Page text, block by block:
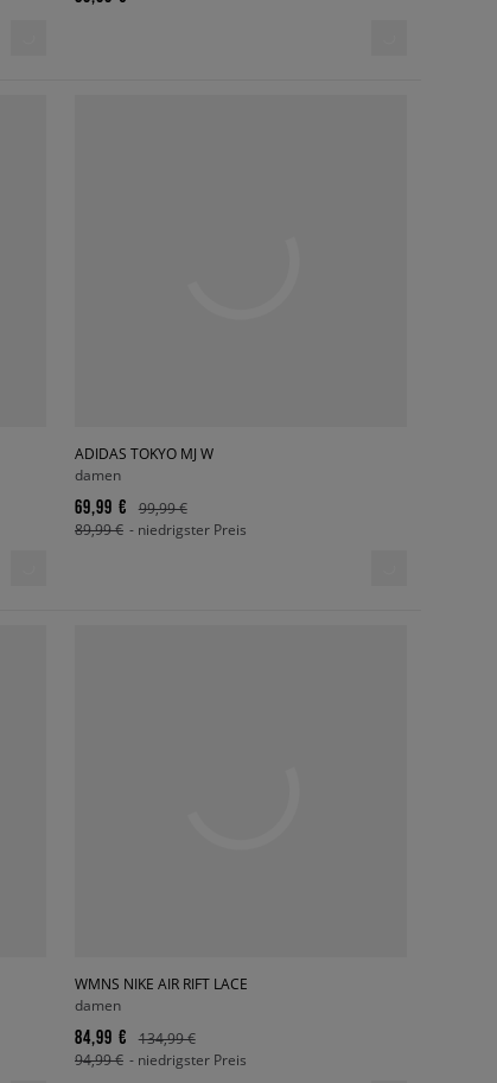
ADIDAS TOKYO MJ W
damen
69,99 €
99,99 €
89,99 € - niedrigster Preis
WMNS NIKE AIR RIFT LACE
damen
84,99 €
134,99 €
94,99 € - niedrigster Preis